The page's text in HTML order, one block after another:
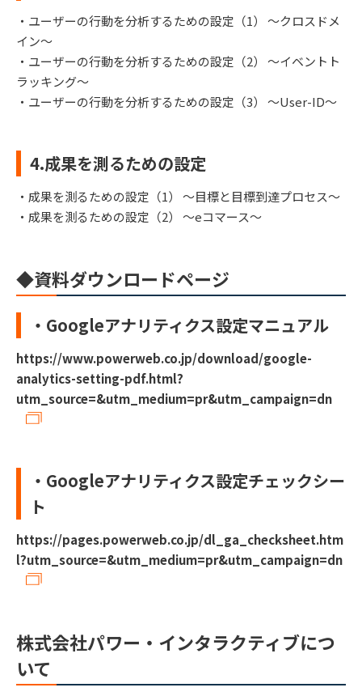
・ユーザーの行動を分析するための設定（1） ～クロスドメ
イン～
・ユーザーの行動を分析するための設定（2） ～イベントト
ラッキング～
・ユーザーの行動を分析するための設定（3） ～User-ID～
4.成果を測るための設定
・成果を測るための設定（1） ～目標と目標到達プロセス～
・成果を測るための設定（2） ～eコマース～
◆資料ダウンロードページ
・Googleアナリティクス設定マニュアル
https://www.powerweb.co.jp/download/google-
analytics-setting-pdf.html?
utm_source=&utm_medium=pr&utm_campaign=dn
・Googleアナリティクス設定チェックシー
ト
https://pages.powerweb.co.jp/dl_ga_checksheet.htm
l?utm_source=&utm_medium=pr&utm_campaign=dn
株式会社パワー・インタラクティブにつ
いて